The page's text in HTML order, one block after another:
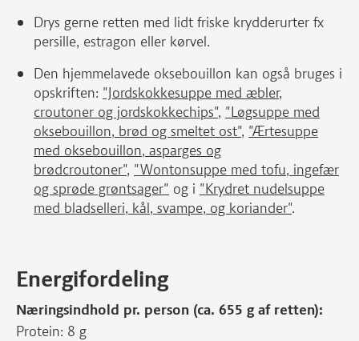
Drys gerne retten med lidt friske krydderurter fx
persille, estragon eller kørvel.
Den hjemmelavede oksebouillon kan også bruges i
opskriften: "Jordskokkesuppe med æbler,
croutoner og jordskokkechips", "Løgsuppe med
oksebouillon, brød og smeltet ost", "Ærtesuppe
med oksebouillon, asparges og
brødcroutoner", "Wontonsuppe med tofu, ingefær
og sprøde grøntsager" og i "Krydret nudelsuppe
med bladselleri, kål, svampe, og koriander".
Energifordeling
Næringsindhold pr. person (ca. 655 g af retten):
Protein: 8 g